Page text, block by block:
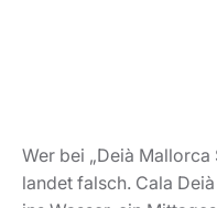
Der Weg zur Bucht
Parkplätze füllen sich